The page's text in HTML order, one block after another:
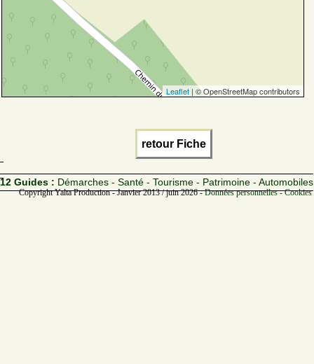
Leaflet | © OpenStreetMap contributors
retour Fiche
12 Guides : Démarches - Santé - Tourisme - Patrimoine - Automobiles
Copyright Yalta Production - Janvier 2013 / juin 2026 -Données personnelles -